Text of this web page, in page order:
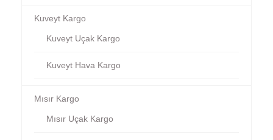
Kuveyt Kargo
Kuveyt Uçak Kargo
Kuveyt Hava Kargo
Mısır Kargo
Mısır Uçak Kargo